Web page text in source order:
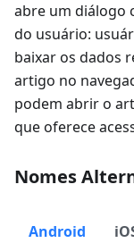
abre um diálogo
do usuário:
baixar os dados
artigo no
podem abrir o
que oferece
Nomes
Android